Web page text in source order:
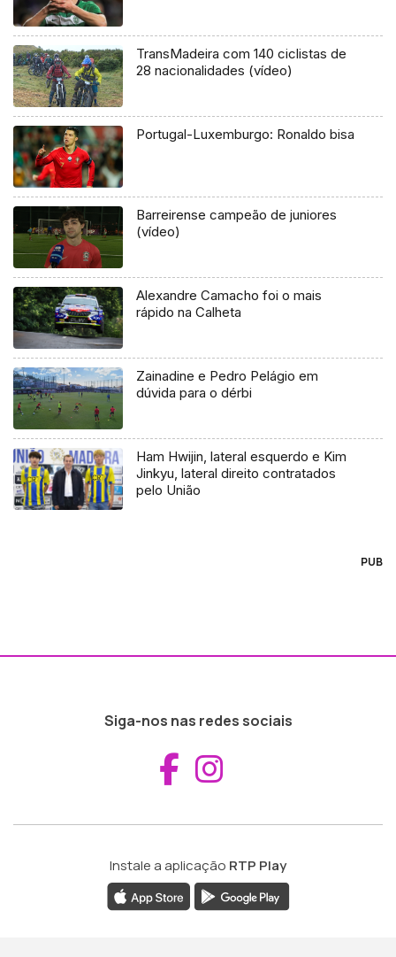
TransMadeira com 140 ciclistas de
28 nacionalidades (vídeo)
Portugal-Luxemburgo: Ronaldo bisa
Barreirense campeão de juniores
(vídeo)
Alexandre Camacho foi o mais
rápido na Calheta
Zainadine e Pedro Pelágio em
dúvida para o dérbi
Ham Hwijin, lateral esquerdo e Kim
Jinkyu, lateral direito contratados
pelo União
PUB
Siga-nos nas redes sociais
Aceder ao
Instale a aplicação RTP Play